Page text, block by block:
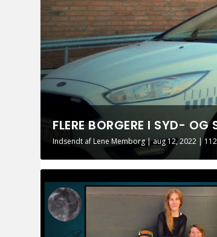
FLERE BORGERE I SYD-
Indsendt af Lene Memborg|aug 12, 2022 |112